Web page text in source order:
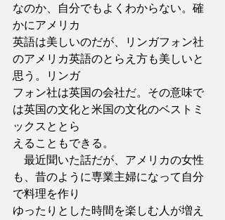
なのか、自分でもよくわからない。確
かにアメリカ
英語は美しいのだが、リンガフォン社
のアメリカ英語のとらえ方も美しいと
思う。リンガ
フォン社は英国の会社だ。その意味で
は英国の文化と米国の文化のベストミ
ックスととら
えることもできる。
最近聞いた話だが、アメリカの女性
も、昔のように専業主婦になって自分
で料理を作り
ゆったりとした時間を楽しむ人が増え